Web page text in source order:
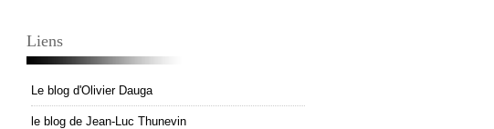
Liens
Le blog d'Olivier Dauga
le blog de Jean-Luc Thunevin